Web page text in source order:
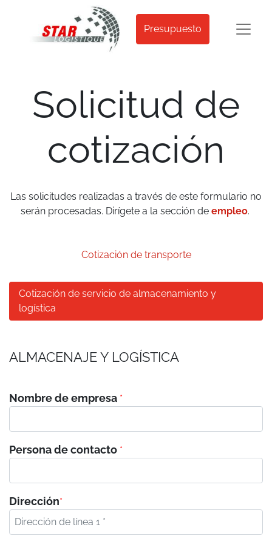
Presupuesto
Solicitud de
cotización
Las solicitudes realizadas a través de este formulario no
serán procesadas. Dirígete a la sección de empleo.
Cotización de transporte
Cotización de servicio de almacenamiento y
logística
ALMACENAJE Y LOGÍSTICA
Nombre de empresa *
Persona de contacto *
Dirección*